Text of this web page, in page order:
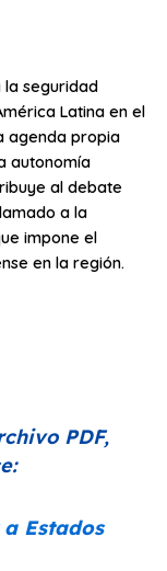
la seguridad
Latina en el
agenda propia
autonomía
al debate
a la
impone el
en la región.
PDF,
Estados